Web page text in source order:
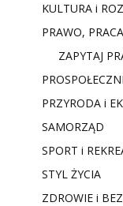
KULTURA i
PRAWO,
ZAPYTAJ
PRZYRODA i
SAMORZĄD
SPORT i
STYL ŻYCIA
ZDROWIE i